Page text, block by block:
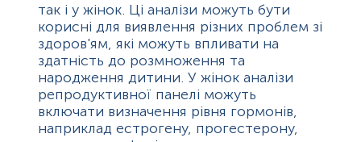
так і у жінок. Ці аналізи можуть бути
корисні для виявлення різних проблем зі
здоров'ям, які можуть впливати на
здатність до розмноження та
народження дитини. У жінок аналізи
репродуктивної панелі можуть
включати визначення рівня гормонів,
наприклад естрогену, прогестерону,